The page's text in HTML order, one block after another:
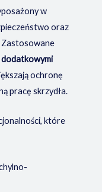
w
oraz
Zastosowane
ochronę
pracę skrzydła.
które